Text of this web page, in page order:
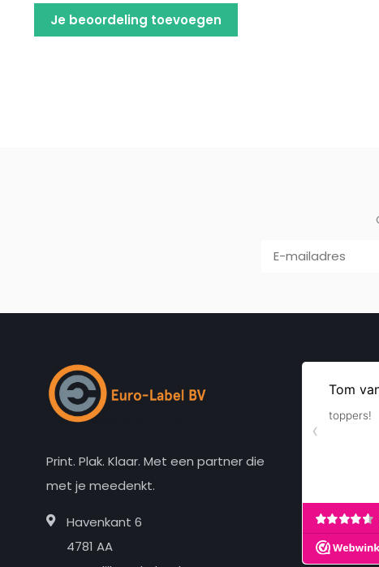
Je beoordeling toevoegen
Print. Plak. Klaar. Met een partner die
met je meedenkt.
Havenkant 6
4781 AA